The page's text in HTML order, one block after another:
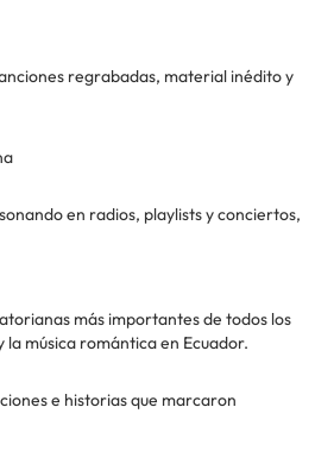
regrabadas, material inédito y
en radios, playlists y conciertos,
más importantes de todos los
música romántica en Ecuador.
e historias que marcaron